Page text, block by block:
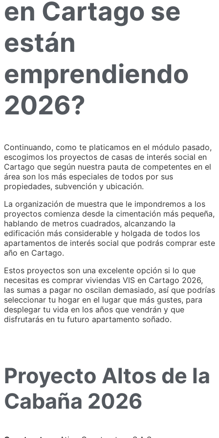
en Cartago se
están
emprendiendo
2026?
Continuando, como te platicamos en el módulo pasado,
escogimos los proyectos de casas de interés social en
Cartago que según nuestra pauta de competentes en el
área son los más especiales de todos por sus
propiedades, subvención y ubicación.
La organización de muestra que le impondremos a los
proyectos comienza desde la cimentación más pequeña,
hablando de metros cuadrados, alcanzando la
edificación más considerable y holgada de todos los
apartamentos de interés social que podrás comprar este
año en Cartago.
Estos proyectos son una excelente opción si lo que
necesitas es comprar viviendas VIS en Cartago 2026,
las sumas a pagar no oscilan demasiado, así que podrías
seleccionar tu hogar en el lugar que más gustes, para
desplegar tu vida en los años que vendrán y que
disfrutarás en tu futuro apartamento soñado.
Proyecto Altos de la
Cabaña 2026